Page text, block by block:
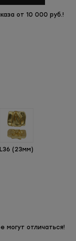
от 10 000 руб.!
L36 (23мм)
могут отличаться!